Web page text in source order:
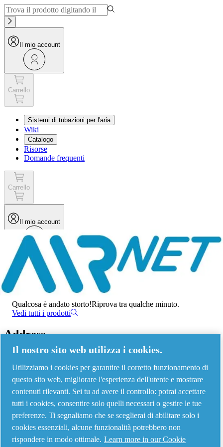
Il mio account
Carrello
Sistemi di tubazioni per l'aria
Wiki
Catalogo
Risorse
Domande frequenti
Carrello
Il mio account
Menu
Errore 500
Qualcosa è andato storto!Riprova tra qualche minuto.
Vedi tutti i prodotti
Address
AIRnet - C.Aria.C
Via Selva Maiolo, 5/7 - 36075, Montecchio Maggiore, Vicenza Italy
Contact us
Piping Systems - click to see details
Il nostro sito web utilizza i cookies.
Utilizziamo i cookies per garantire il corretto funzionamento di
questo sito web, migliorare l'esperienza dell'utente e mostrare
contenuti rilevanti. Sei tu ad avere il controllo: potrai accettare
tutti i cookies, consentire solo quelli necessari o gestire le tue
preferenze. Ti segnaliamo che se sceglierai di abilitare solo i
cookies essenziali, alcune funzionalità potrebbero non
rispondere in modo ottimale. Learn more in our Cookie